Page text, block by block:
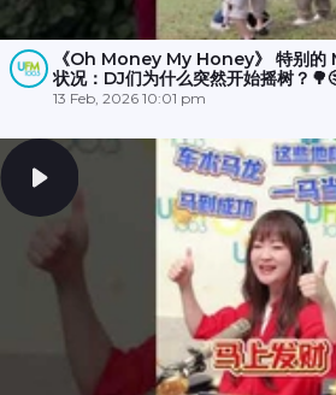
《Oh Money My Honey》 特别的
状况：DJ们为什么突然开始摇树？
💥，大家冒雨☔️努力了半小时才成功营
13 Feb, 2026 10:01 pm